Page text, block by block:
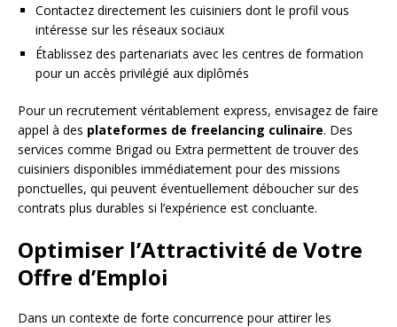
Contactez directement les cuisiniers dont le profil vous
intéresse sur les réseaux sociaux
Établissez des partenariats avec les centres de formation
pour un accès privilégié aux diplômés
Pour un recrutement véritablement express, envisagez de faire
appel à des plateformes de freelancing culinaire. Des
services comme Brigad ou Extra permettent de trouver des
cuisiniers disponibles immédiatement pour des missions
ponctuelles, qui peuvent éventuellement déboucher sur des
contrats plus durables si l’expérience est concluante.
Optimiser l’Attractivité de Votre
Offre d’Emploi
Dans un contexte de forte concurrence pour attirer les